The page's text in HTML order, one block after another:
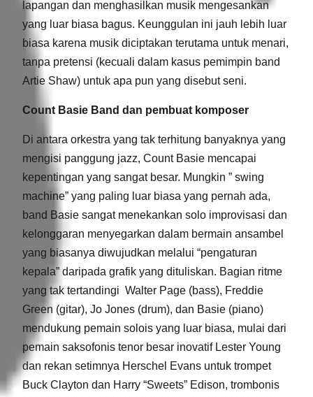
lapangan dan menghasilkan musik mengesankan
yang luar biasa bagus. Keunggulan ini jauh lebih luar
biasa karena musik diciptakan terutama untuk menari,
tanpa pretensi (kecuali dalam kasus pemimpin band
Artie Shaw) untuk apa pun yang disebut seni.
Count Basie Band dan pembuat komposer
Di antara orkestra yang tak terhitung banyaknya yang
mengisi panggung jazz, Count Basie mencapai
kepentingan yang sangat besar. Mungkin ” swing
machine” yang paling luar biasa yang pernah ada,
band Basie sangat menekankan solo improvisasi dan
kelonggaran menyegarkan dalam bermain ansambel
yang biasanya diwujudkan melalui “pengaturan
kepala” daripada grafik yang dituliskan. Bagian ritme
yang tak tertandingi Walter Page (bass), Freddie
Green (gitar), Jo Jones (drum), dan Basie (piano)
mendukung pemain solois yang luar biasa, mulai dari
pemain saksofonis tenor besar inovatif Lester Young
dan rekan setimnya Herschel Evans untuk trompet
Buck Clayton dan Harry “Sweets” Edison, trombonis